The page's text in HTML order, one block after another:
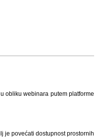
obliku webinara putem platforme
je povećati dostupnost prostornih